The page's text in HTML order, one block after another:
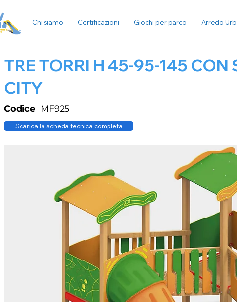
Chi siamo Certificazioni Giochi per parco Arredo
TRE TORRI H 45-95-145
CITY
MF925
Codice
Scarica la scheda tecnica completa